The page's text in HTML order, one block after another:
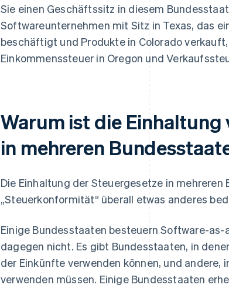
Sie einen Geschäftssitz in diesem
Softwareunternehmen mit Sitz in Texas, das
beschäftigt und Produkte in Colorado
Einkommenssteuer in Oregon und
Warum ist die
in mehreren
Die Einhaltung der Steuergesetze in
„Steuerkonformität“ überall etwas anderes
Einige Bundesstaaten besteuern Software-as-
dagegen nicht. Es gibt Bundesstaaten, in
der Einkünfte verwenden können, und andere,
verwenden müssen. Einige Bundesstaaten